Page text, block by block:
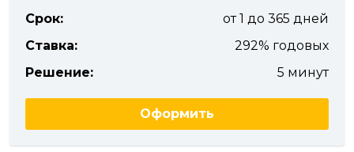
Срок:
от 1 до 365 дней
Ставка:
292% годовых
Решение:
5 минут
Оформить